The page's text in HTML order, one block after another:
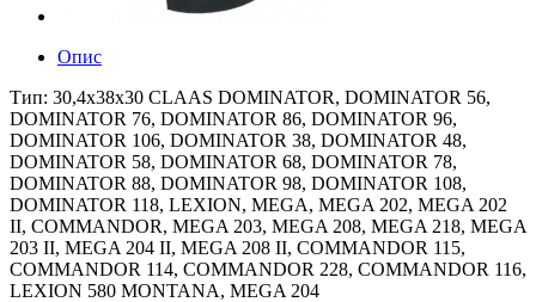
Опис
Тип: 30,4x38x30 CLAAS DOMINATOR, DOMINATOR 56,
DOMINATOR 76, DOMINATOR 86, DOMINATOR 96,
DOMINATOR 106, DOMINATOR 38, DOMINATOR 48,
DOMINATOR 58, DOMINATOR 68, DOMINATOR 78,
DOMINATOR 88, DOMINATOR 98, DOMINATOR 108,
DOMINATOR 118, LEXION, MEGA, MEGA 202, MEGA 202
II, COMMANDOR, MEGA 203, MEGA 208, MEGA 218, MEGA
203 II, MEGA 204 II, MEGA 208 II, COMMANDOR 115,
COMMANDOR 114, COMMANDOR 228, COMMANDOR 116,
LEXION 580 MONTANA, MEGA 204